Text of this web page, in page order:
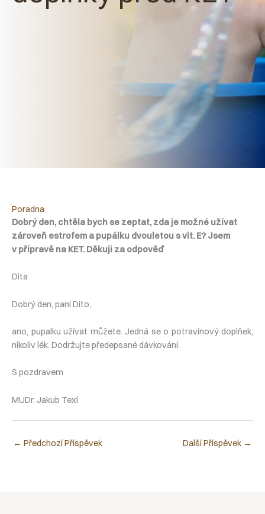
Poradna
Dobrý den, chtěla bych se zeptat, zda je možné užívat
zároveň estrofem a pupálku dvouletou s vit. E? Jsem
v přípravě na KET. Děkuji za odpověď
Dita
Dobrý den, paní Dito,
ano, pupalku užívat můžete. Jedná se o potravinový doplňek,
nikoliv lék. Dodržujte předepsané dávkování.
S pozdravem
MUDr. Jakub Texl
← Předchozí Příspěvek Další Příspěvek →